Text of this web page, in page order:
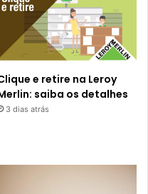
e retire na Leroy
saiba os detalhes
3 dias atrás